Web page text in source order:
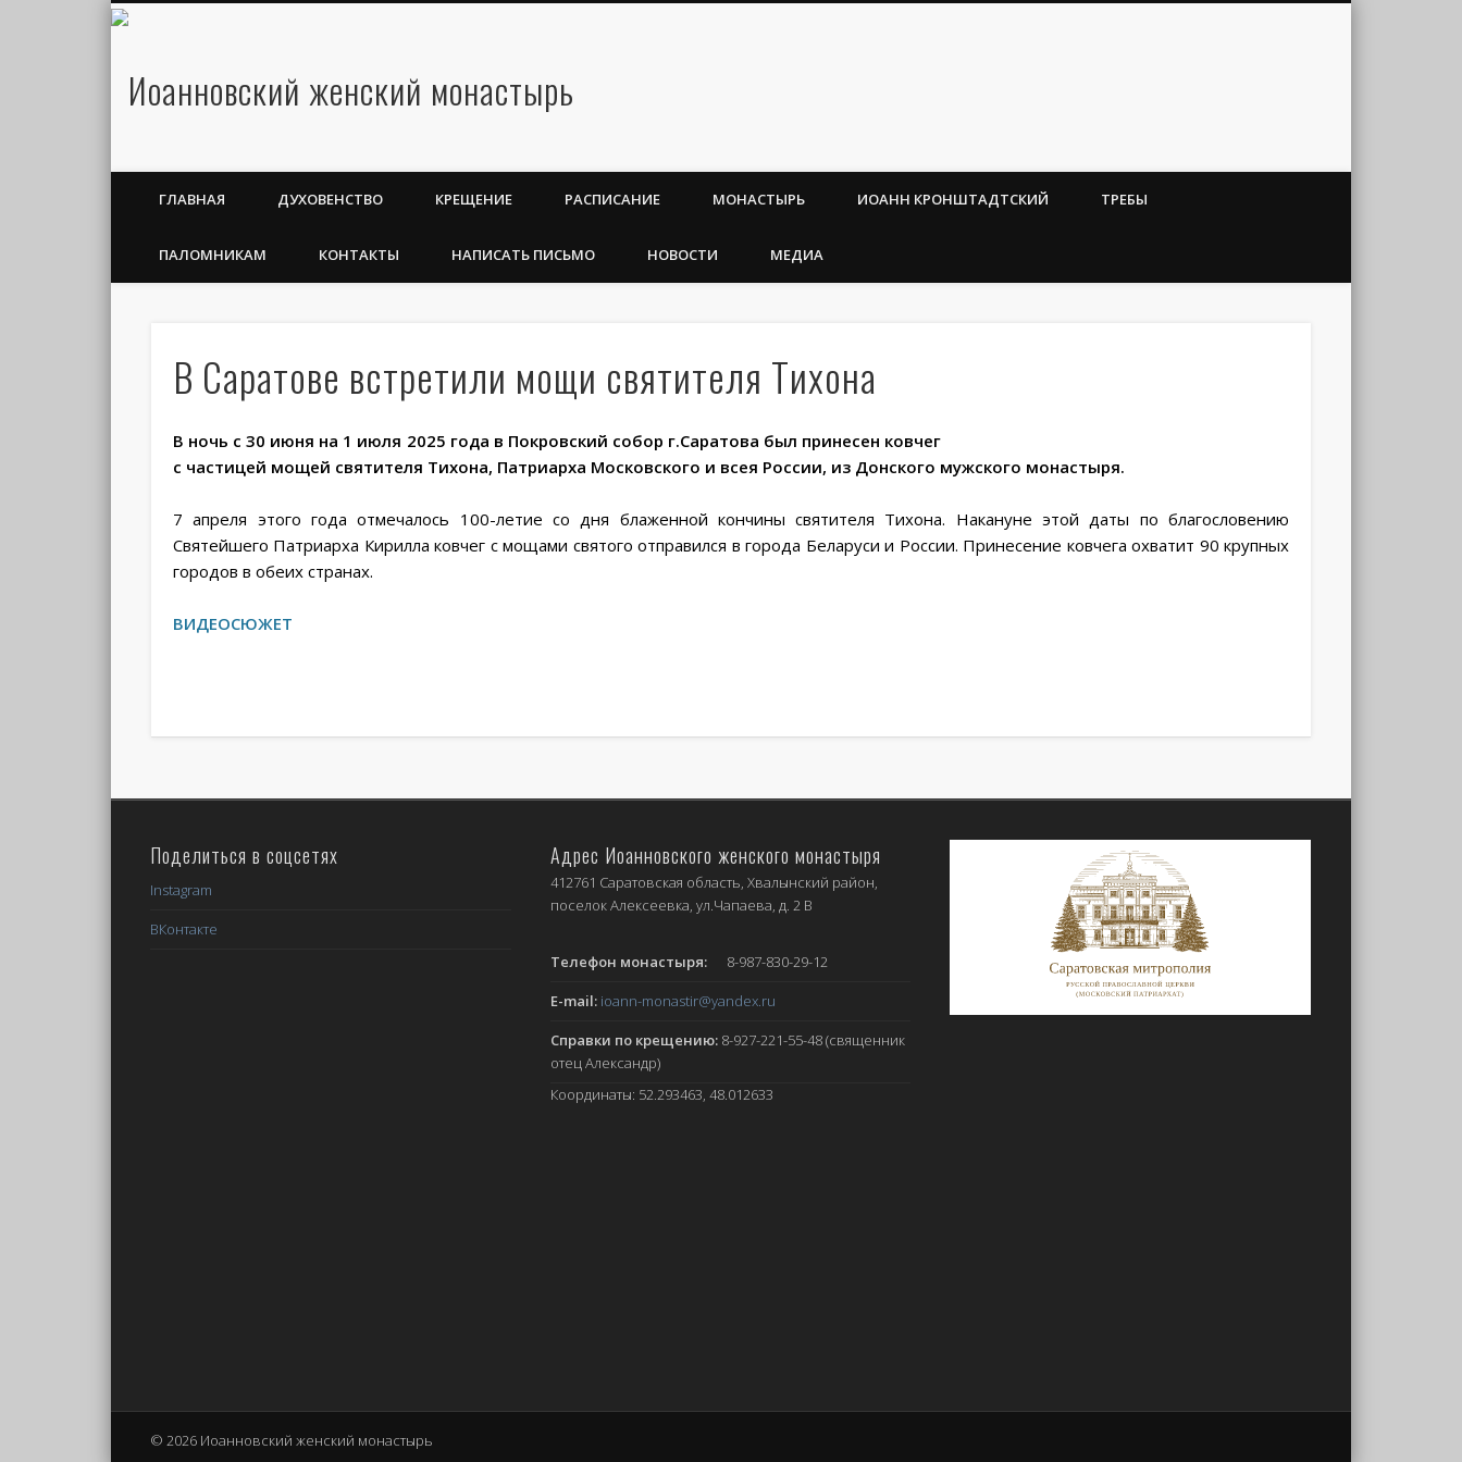
ГЛАВНАЯ ДУХОВЕНСТВО КРЕЩЕНИЕ РАСПИСАНИЕ МОНАСТЫРЬ ИОАНН КРОНШТАДТСКИЙ ТРЕБЫ
ПАЛОМНИКАМ КОНТАКТЫ НАПИСАТЬ ПИСЬМО НОВОСТИ МЕДИА
В Саратове встретили мощи святителя Тихона
В ночь с 30 июня на 1 июля 2025 года в Покровский собор г.Саратова был принесен ковчег
с частицей мощей святителя Тихона, Патриарха Московского и всея России, из Донского мужского монастыря.
7 апреля этого года отмечалось 100-летие со дня блаженной кончины святителя Тихона. Накануне этой даты по благословению
Святейшего Патриарха Кирилла ковчег с мощами святого отправился в города Беларуси и России. Принесение ковчега охватит 90 крупных
городов в обеих странах.
ВИДЕОСЮЖЕТ
Поделиться в соцсетях
Instagram
ВКонтакте
Адрес Иоанновского женского монастыря
412761 Саратовская область, Хвалынский район,
поселок Алексеевка, ул.Чапаева, д. 2 В
Телефон монастыря:
8-987-830-29-12
E-mail: ioann-monastir@yandex.ru
Справки по крещению: 8-927-221-55-48 (священник
отец Александр)
Координаты: 52.293463, 48.012633
© 2026 Иоанновский женский монастырь